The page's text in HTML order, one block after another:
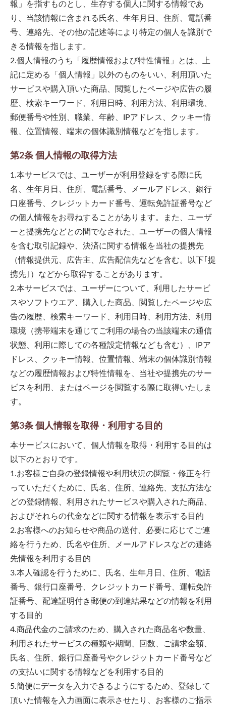
報」を指すものとし、生存する個人に関する情報であ
り、当該情報に含まれる氏名、生年月日、住所、電話番
号、連絡先、その他の記述等により特定の個人を識別で
きる情報を指します。
2.個人情報のうち「履歴情報および特性情報」とは、上
記に定める「個人情報」以外のものをいい、利用頂いた
サービスや購入頂いた商品、閲覧したページや広告の履
歴、検索キーワード、利用日時、利用方法、利用環境、
郵便番号や性別、職業、年齢、IPアドレス、クッキー情
報、位置情報、端末の個体識別情報などを指します。
第2条 個人情報の取得方法
1.本サービスでは、ユーザーが利用登録をする際に氏
名、生年月日、住所、電話番号、メールアドレス、銀行
口座番号、クレジットカード番号、運転免許証番号など
の個人情報をお尋ねすることがあります。また、ユーザ
ーと提携先などとの間でなされた、ユーザーの個人情報
を含む取引記録や、決済に関する情報を当社の提携先
（情報提供元、広告主、広告配信先などを含む。以下｢提
携先｣）などから取得することがあります。
2.本サービスでは、ユーザーについて、利用したサービ
スやソフトウエア、購入した商品、閲覧したページや広
告の履歴、検索キーワード、利用日時、利用方法、利用
環境（携帯端末を通じてご利用の場合の当該端末の通信
状態、利用に際しての各種設定情報なども含む）、IPア
ドレス、クッキー情報、位置情報、端末の個体識別情報
などの履歴情報および特性情報を、当社や提携先のサー
ビスを利用、またはページを閲覧する際に取得いたしま
す。
第3条 個人情報を取得・利用する目的
本サービスにおいて、個人情報を取得・利用する目的は
以下のとおりです。
1.お客様ご自身の登録情報や利用状況の閲覧・修正を行
っていただくために、氏名、住所、連絡先、支払方法な
どの登録情報、利用されたサービスや購入された商品、
およびそれらの代金などに関する情報を表示する目的
2.お客様へのお知らせや商品の送付、必要に応じてご連
絡を行うため、氏名や住所、メールアドレスなどの連絡
先情報を利用する目的
3.本人確認を行うために、氏名、生年月日、住所、電話
番号、銀行口座番号、クレジットカード番号、運転免許
証番号、配達証明付き郵便の到達結果などの情報を利用
する目的
4.商品代金のご請求のため、購入された商品名や数量、
利用されたサービスの種類や期間、回数、ご請求金額、
氏名、住所、銀行口座番号やクレジットカード番号など
の支払いに関する情報などを利用する目的
5.簡便にデータを入力できるようにするため、登録して
頂いた情報を入力画面に表示させたり、お客様のご指示